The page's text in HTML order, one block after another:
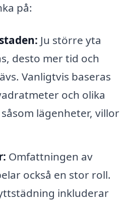
på:
Ju större yta
desto mer tid och
Vanligtvis baseras
och olika
lägenheter, villor
Omfattningen av
också en stor roll.
inkluderar